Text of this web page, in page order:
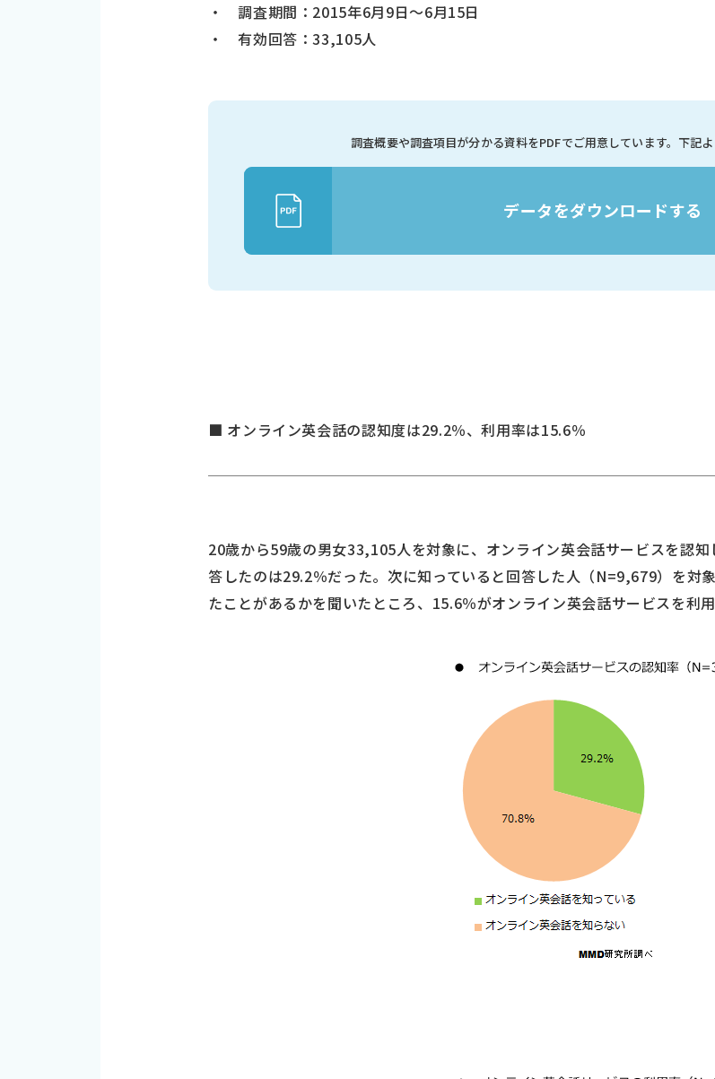
・ 調査期間：2015年6月9日～6月15日
・ 有効回答：33,105人
調査概要や調査項目が分かる資料をPDFでご用意しています。 下記
データをダウンロードする
■ オンライン英会話の認知度は29.2％、利用率は15.6％
20歳から59歳の男女33,105人を対象に、オンライン英会話サービスを認
答したのは29.2％だった。次に知っていると回答した人（N=9,679）を対
たことがあるかを聞いたところ、15.6％がオンライン英会話サービスを利